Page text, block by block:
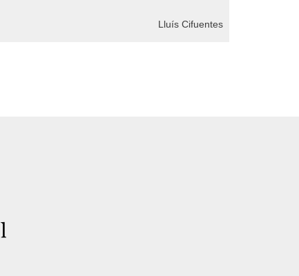
Lluís Cifuentes